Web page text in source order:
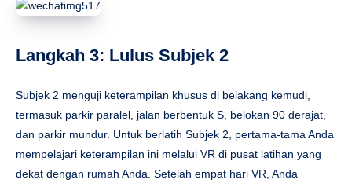
Langkah 3: Lulus Subjek 2
Subjek 2 menguji keterampilan khusus di belakang kemudi,
termasuk parkir paralel, jalan berbentuk S, belokan 90 derajat,
dan parkir mundur. Untuk berlatih Subjek 2, pertama-tama Anda
mempelajari keterampilan ini melalui VR di pusat latihan yang
dekat dengan rumah Anda. Setelah empat hari VR, Anda